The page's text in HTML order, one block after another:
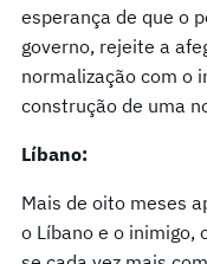
esperança de que o
governo, rejeite a
normalização com o
construção de uma
Líbano:
Mais de oito meses
o Líbano e o